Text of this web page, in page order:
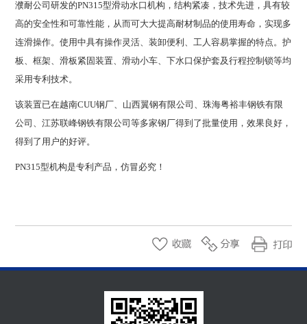
濮耐公司研发的PN315型滑动水口机构，结构紧凑，技术先进，具有较
高的安全性和可靠性能，从而可大大提高耐材制品的使用寿命，实现多
连滑操作。使用中具有操作灵活、装卸便利、工人容易掌握的特点。护
板、框架、滑板紧固装置、滑动小车、下水口保护套及行程控制锁等均
采用专利技术。
该装置已在越南CUU钢厂、山西翼钢有限公司、珠海粤裕丰钢铁有限
公司、江苏联峰钢铁有限公司等多家钢厂得到了批量使用，效果良好，
得到了用户的好评。
PN315型机构是专利产品，仿冒必究！